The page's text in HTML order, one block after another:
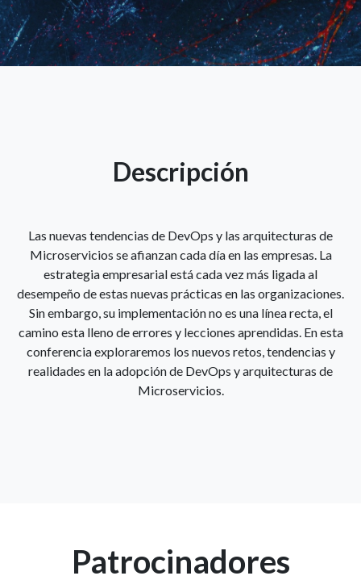
Descripción
Las nuevas tendencias de DevOps y las arquitecturas de
Microservicios se afianzan cada día en las empresas. La
estrategia empresarial está cada vez más ligada al
desempeño de estas nuevas prácticas en las organizaciones.
Sin embargo, su implementación no es una línea recta, el
camino esta lleno de errores y lecciones aprendidas. En esta
conferencia exploraremos los nuevos retos, tendencias y
realidades en la adopción de DevOps y arquitecturas de
Microservicios.
Patrocinadores